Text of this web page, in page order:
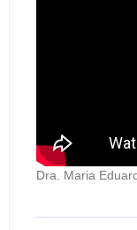
Dra. Maria